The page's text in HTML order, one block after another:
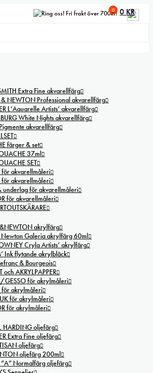
Fri frakt över 700kr!
0 0 KR
Extra Fine akvarellfärg
NEWTON Professional akvarellfärg
L’Aquarelle Artists’ akvarellfärg
White Nights akvarellfärg
akvarellfärg
färger & set
37ml
SET
akvarellmåleri
för akvarellmåleri
underlag för akvarellmåleri
för akvarellmåleri
akrylfärg
Galeria akrylfärg 60ml
Cryla Artists’ akrylfärg
Ink flytande akrylbläck
& Bourgeois
och AKRYLPAPPER
GESSO för akrylmåleri
för akrylmåleri
för akrylmåleri
för akrylmåleri
HARDING oljefärg
Extra Fine oljefärg
oljefärg
oljefärg 200ml
”A” Normalfärg oljefärg